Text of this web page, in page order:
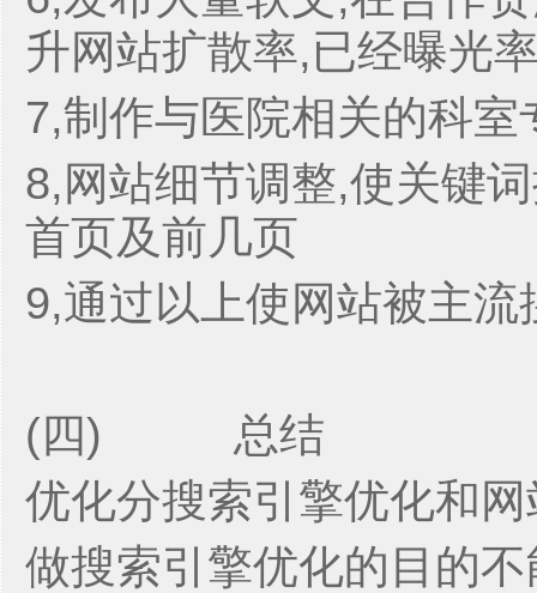
升网站扩散率,已经曝光
7,制作与医院相关的科
8,网站细节调整,使关键
首页及前几页
9,通过以上使网站被主
(四) 总结
优化分搜索引擎优化和
做搜索引擎优化的目的